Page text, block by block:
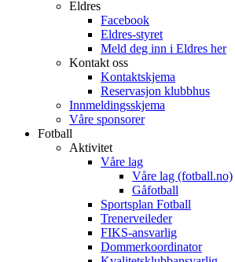
Eldres
Facebook
Eldres-styret
Meld deg inn i Eldres her
Kontakt oss
Kontaktskjema
Reservasjon klubbhus
Innmeldingsskjema
Våre sponsorer
Fotball
Aktivitet
Våre lag
Våre lag (fotball.no)
Gåfotball
Sportsplan Fotball
Trenerveileder
FIKS-ansvarlig
Dommerkoordinator